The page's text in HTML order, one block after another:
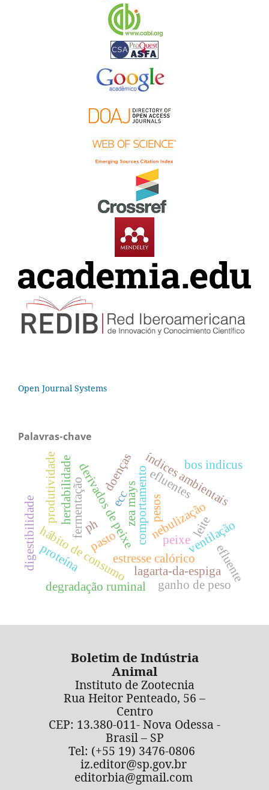
Open Journal Systems
Palavras-chave
peixe
derivados de peixe
hábito de consumo
comportamento
estresse calórico
índices ambientais
nebulizaçãoventilação
digestibilidade efluente
fermentaçãoph
proteína lagarta-da-espiga
zea mays
degradação ruminal
efluentes
herdabilidade pesos
produtividade
ganho de peso
pasto
doenças
leite
bos indicus
ecc
Boletim de Indústria
Animal
Instituto de Zootecnia
Rua Heitor Penteado, 56 –
Centro
CEP: 13.380-011- Nova Odessa -
Brasil – SP
Tel: (+55 19) 3476-0806
iz.editor@sp.gov.br
editorbia@gmail.com